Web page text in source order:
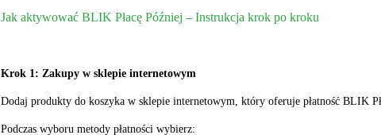
Jak aktywować BLIK Płacę Później – Instrukcja krok po kroku
Krok 1: Zakupy w sklepie internetowym
Dodaj produkty do koszyka w sklepie internetowym, który oferuje płatność BLIK
Podczas wyboru metody płatności wybierz: